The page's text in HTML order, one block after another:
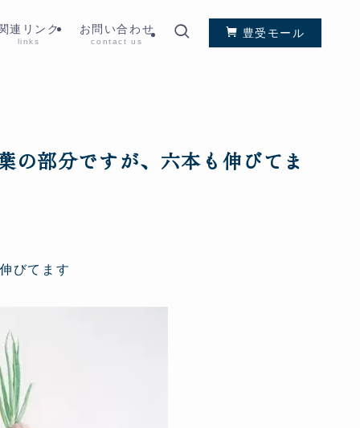
連リンク
links
お問い合わせ
contact us
豊受モール
の部分ですが、六本も伸びてま
びてます